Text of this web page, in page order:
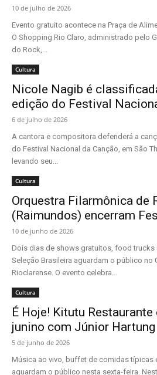
10 de julho de 2026
Evento gratuito acontece na Praça de
O Shopping Rio Claro, administrado pelo
do Rock,...
Cultura
Nicole Nagib é
edição do Festival
6 de julho de 2026
A cantora e compositora defenderá a
do Festival Nacional da Canção, em São
levando seu...
Cultura
Orquestra Filarmônica de
(Raimundos) encerram
10 de junho de 2026
Dois dias de shows gratuitos, food trucks
Seleção Brasileira aguardam o público no
Rioclarense. O evento celebra...
Cultura
É Hoje! Kitutu
junino com Júnior Hartung
5 de junho de 2026
Música ao vivo, buffet de comidas típicas
aguardam o público nesta sexta-feira.